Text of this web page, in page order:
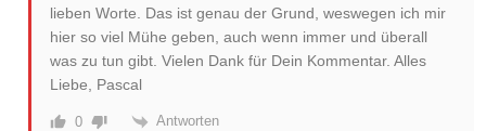
lieben Worte. Das ist genau der Grund, weswegen ich mir
hier so viel Mühe geben, auch wenn immer und überall
was zu tun gibt. Vielen Dank für Dein Kommentar. Alles
Liebe, Pascal
0 Antworten